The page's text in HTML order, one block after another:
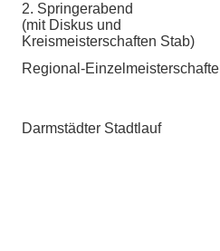
2. Springerabend
(mit Diskus und
Kreismeisterschaften Stab)
Regional-
Darmstädter Stadtlauf